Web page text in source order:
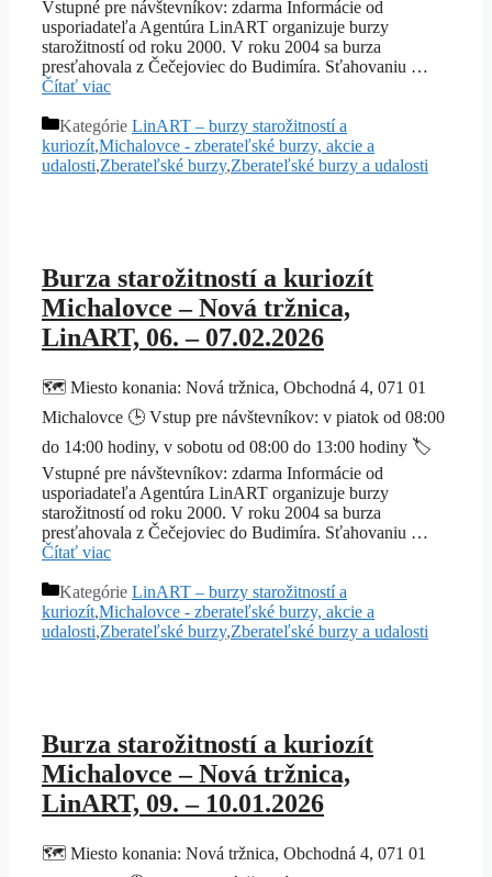
Vstupné pre návštevníkov: zdarma Informácie od
usporiadateľa Agentúra LinART organizuje burzy
starožitností od roku 2000. V roku 2004 sa burza
presťahovala z Čečejoviec do Budimíra. Sťahovaniu …
Čítať viac
Kategórie LinART – burzy starožitností a
kuriozít,Michalovce - zberateľské burzy, akcie a
udalosti,Zberateľské burzy,Zberateľské burzy a udalosti
Burza starožitností a kuriozít
Michalovce – Nová tržnica,
LinART, 06. – 07.02.2026
🗺️ Miesto konania: Nová tržnica, Obchodná 4, 071 01
Michalovce 🕒 Vstup pre návštevníkov: v piatok od 08:00
do 14:00 hodiny, v sobotu od 08:00 do 13:00 hodiny 🏷️
Vstupné pre návštevníkov: zdarma Informácie od
usporiadateľa Agentúra LinART organizuje burzy
starožitností od roku 2000. V roku 2004 sa burza
presťahovala z Čečejoviec do Budimíra. Sťahovaniu …
Čítať viac
Kategórie LinART – burzy starožitností a
kuriozít,Michalovce - zberateľské burzy, akcie a
udalosti,Zberateľské burzy,Zberateľské burzy a udalosti
Burza starožitností a kuriozít
Michalovce – Nová tržnica,
LinART, 09. – 10.01.2026
🗺️ Miesto konania: Nová tržnica, Obchodná 4, 071 01